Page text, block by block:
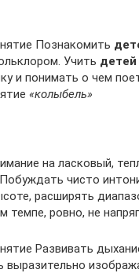
Познакомить
Учить детей
и понимать о чем
«колыбель»
на ласковый,
чисто
расширять
темпе, ровно, не
Развивать
выразительно